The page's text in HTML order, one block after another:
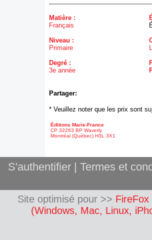
Matière :
Français
Niveau :
Primaire
Degré :
3e année
Partager:
* Veuillez noter que les prix sont
Éditions Marie-France
CP 32263 BP Waverly
Montréal (Québec) H3L 3X1
S'authentifier| Termes et
Site optimisé pour >>
(Windows, Mac, Linux,